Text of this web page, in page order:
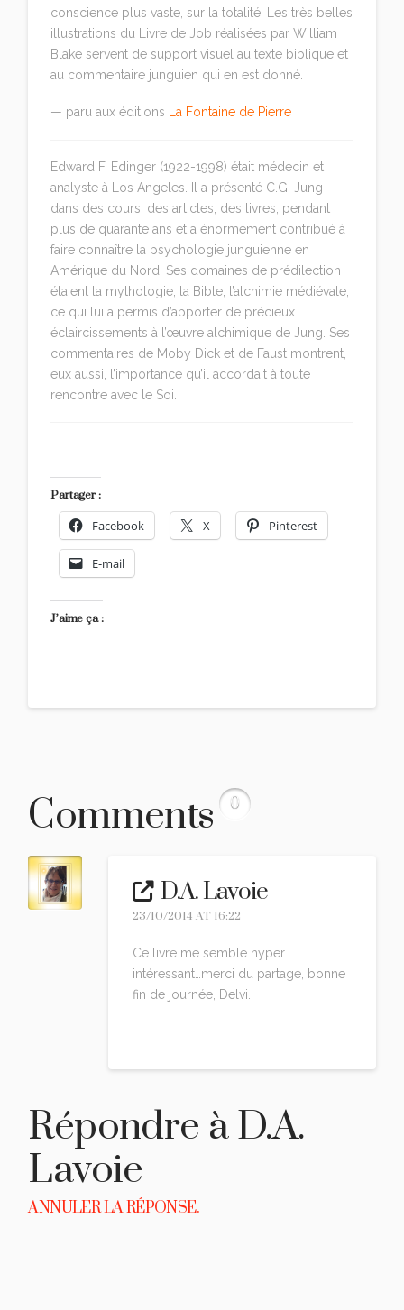
conscience plus vaste, sur la totalité. Les très belles
illustrations du Livre de Job réalisées par William
Blake servent de support visuel au texte biblique et
au commentaire junguien qui en est donné.
— paru aux éditions La Fontaine de Pierre
Edward F. Edinger (1922-1998) était médecin et
analyste à Los Angeles. Il a présenté C.G. Jung
dans des cours, des articles, des livres, pendant
plus de quarante ans et a énormément contribué à
faire connaître la psychologie junguienne en
Amérique du Nord. Ses domaines de prédilection
étaient la mythologie, la Bible, l’alchimie médiévale,
ce qui lui a permis d’apporter de précieux
éclaircissements à l’œuvre alchimique de Jung. Ses
commentaires de Moby Dick et de Faust montrent,
eux aussi, l’importance qu’il accordait à toute
rencontre avec le Soi.
Partager :
Facebook X Pinterest
E-mail
J’aime ça :
Comments 0
D.A. Lavoie
23/10/2014 AT 16:22
Ce livre me semble hyper
intéressant…merci du partage, bonne
fin de journée, Delvi.
Répondre àD.A.
Lavoie
ANNULER LA RÉPONSE.